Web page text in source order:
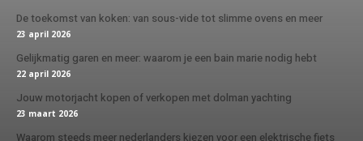
De toekomst van koken: van sous-vide tot slimme ovens en meer
23 april 2026
Gelijkmatig garen en meer: waarom je een bain marie nodig hebt
22 april 2026
Jouw motorjacht kopen of verkopen met dolman yachting
23 maart 2026
Waarom steeds meer nederlanders kiezen voor een elektrische fiets